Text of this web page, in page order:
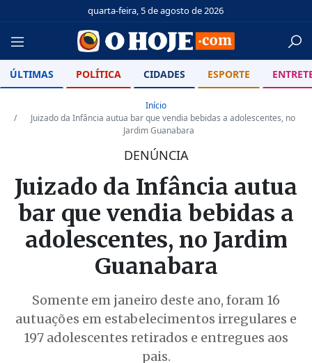
quarta-feira, 5 de agosto de 2026
ÚLTIMAS POLÍTICA CIDADES ESPORTE
Início
Juizado da Infância autua bar que vendia bebidas a adolescentes, no
Jardim Guanabara
DENÚNCIA
Juizado da Infância autua
bar que vendia bebidas a
adolescentes, no Jardim
Guanabara
Somente em janeiro deste ano, foram 16
autuações em estabelecimentos irregulares e
197 adolescentes retirados e entregues aos
pais.